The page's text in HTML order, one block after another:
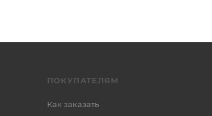
ПОКУПАТЕЛЯМ
Как заказать